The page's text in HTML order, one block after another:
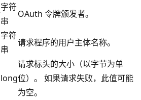
字符
串
OAuth 令牌颁发者。
字符
串
请求程序的用户主体名称。
long
请求标头的大小（以字节为单
位）。 如果请求失败，此值可能
为空。